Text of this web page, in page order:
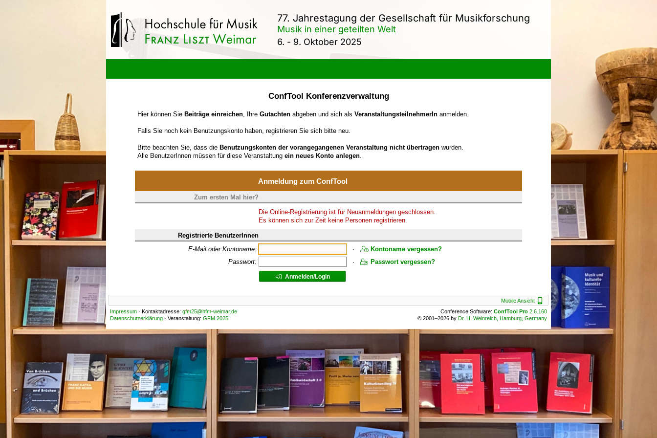
77. Jahrestagung der Gesellschaft für Musikforschung
Musik in einer geteilten Welt
6. - 9. Oktober 2025
ConfTool Konferenzverwaltung
Hier können Sie Beiträge einreichen , Ihre Gutachten abgeben und sich als VeranstaltungsteilnehmerIn anmelden.
Falls Sie noch kein Benutzungskonto haben, registrieren Sie sich bitte neu.
Bitte beachten Sie, dass die Benutzungskonten der vorangegangenen Veranstaltung nicht übertragen wurden.
Alle BenutzerInnen müssen für diese Veranstaltung ein neues Konto anlegen
Anmeldung zum ConfTool
Zum ersten Mal hier?
Die Online-Registrierung ist für Neuanmeldungen geschlossen.
Es können sich zur Zeit keine Personen registrieren.
Registrierte BenutzerInnen
E-Mail oder Kontoname:
·
Kontoname vergessen?
Passwort:
· Passwort vergessen?
Anmelden/Login
Mobile Ansicht Mobile Ansicht
Impressum · Kontaktadresse: gfm25@hfm-weimar.de
Datenschutzerklärung · Veranstaltung: GFM 2025
Conference Software: ConfTool Pro 2.6.160
© 2001–2026 by Dr. H. Weinreich, Hamburg, Germany